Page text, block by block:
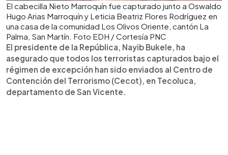
El cabecilla Nieto Marroquín fue capturado junto a Oswaldo
Hugo Arias Marroquín y Leticia Beatriz Flores Rodríguez en
una casa de la comunidad Los Olivos Oriente, cantón La
Palma, San Martín. Foto EDH / Cortesía PNC
El presidente de la República, Nayib Bukele, ha
asegurado que todos los terroristas capturados bajo el
régimen de excepción han sido enviados al Centro de
Contención del Terrorismo (Cecot), en Tecoluca,
departamento de San Vicente.